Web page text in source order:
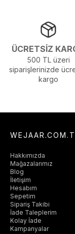
ÜCRETSİZ
500 TL üzeri
siparişlerinizde
kargo
Hakkımızda
Mağazalarımız
Blog
İletişim
Hesabım
Sepetim
Sipariş Takibi
İade Taleplerim
Kolay İade
Kampanyalar